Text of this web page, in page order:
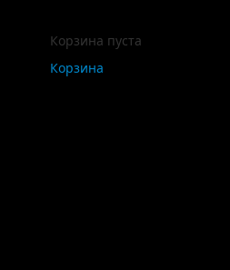
Корзина пуста
Корзина